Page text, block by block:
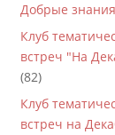
Добрые знания
Клуб
встреч "На
(82)
Клуб
встреч на